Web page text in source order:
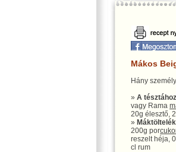
Mákos
Hány
» A
vagy Rama
20g élesztő,
»
200g por
reszelt héja,
cl rum